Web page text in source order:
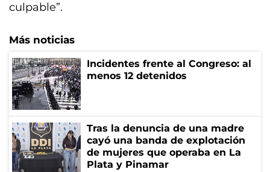
culpable”.
Más noticias
Incidentes frente al Congreso: al
menos 12 detenidos
Tras la denuncia de una madre
cayó una banda de explotación
de mujeres que operaba en La
Plata y Pinamar